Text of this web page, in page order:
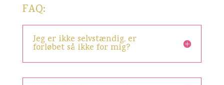
FAQ:
Jeg er ikke selvstændig, er
forløbet så ikke for mig?